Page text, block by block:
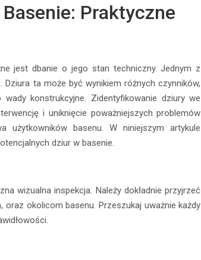
Praktyczne
jest dbanie o jego stan techniczny. Jednym z
ta może być wynikiem różnych czynników,
konstrukcyjne. Zidentyfikowanie dziury we
i uniknięcie poważniejszych problemów
użytkowników basenu. W niniejszym artykule
dziur w basenie.
wizualna inspekcja. Należy dokładnie przyjrzeć
okolicom basenu. Przeszukaj uważnie każdy